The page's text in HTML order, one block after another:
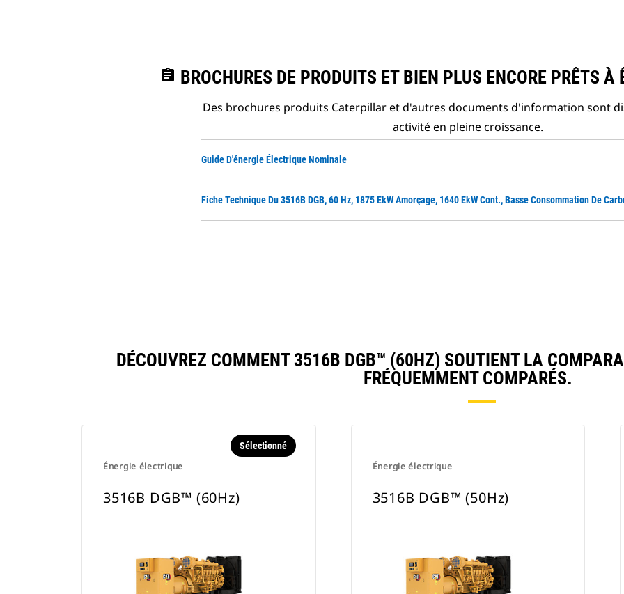
assignment BROCHURES DE PRODUITS ET BIEN PLUS ENCORE PRÊTS À
Des brochures produits Caterpillar et d'autres documents d'information sont
activité en pleine croissance.
Guide D'énergie Électrique Nominale
Fiche Technique Du 3516B DGB, 60 Hz, 1875 EkW Amorçage, 1640 EkW Cont., Basse Consommation De
DÉCOUVREZ COMMENT 3516B DGB™ (60HZ) SOUTIENT LA
FRÉQUEMMENT COMPARÉS.
Énergie électrique
Sélectionné
3516B DGB™ (60Hz)
Énergie électrique
3516B DGB™ (50Hz)